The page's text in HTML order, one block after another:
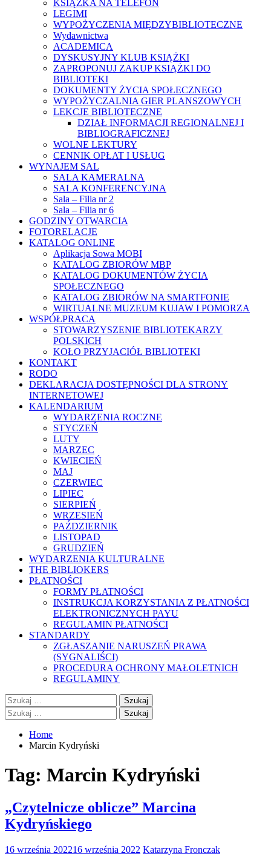
KSIĄŻKA NA TELEFON
LEGIMI
WYPOŻYCZENIA MIĘDZYBIBLIOTECZNE
Wydawnictwa
ACADEMICA
DYSKUSYJNY KLUB KSIĄŻKI
ZAPROPONUJ ZAKUP KSIĄŻKI DO
BIBLIOTEKI
DOKUMENTY ŻYCIA SPOŁECZNEGO
WYPOŻYCZALNIA GIER PLANSZOWYCH
LEKCJE BIBLIOTECZNE
DZIAŁ INFORMACJI REGIONALNEJ I
BIBLIOGRAFICZNEJ
WOLNE LEKTURY
CENNIK OPŁAT I USŁUG
WYNAJEM SAL
SALA KAMERALNA
SALA KONFERENCYJNA
Sala – Filia nr 2
Sala – Filia nr 6
GODZINY OTWARCIA
FOTORELACJE
KATALOG ONLINE
Aplikacja Sowa MOBI
KATALOG ZBIORÓW MBP
KATALOG DOKUMENTÓW ŻYCIA
SPOŁECZNEGO
KATALOG ZBIORÓW NA SMARTFONIE
WIRTUALNE MUZEUM KUJAW I POMORZA
WSPÓŁPRACA
STOWARZYSZENIE BIBLIOTEKARZY
POLSKICH
KOŁO PRZYJACIÓŁ BIBLIOTEKI
KONTAKT
RODO
DEKLARACJA DOSTĘPNOŚCI DLA STRONY
INTERNETOWEJ
KALENDARIUM
WYDARZENIA ROCZNE
STYCZEŃ
LUTY
MARZEC
KWIECIEŃ
MAJ
CZERWIEC
LIPIEC
SIERPIEŃ
WRZESIEŃ
PAŹDZIERNIK
LISTOPAD
GRUDZIEŃ
WYDARZENIA KULTURALNE
THE BIBLIOKERS
PŁATNOŚCI
FORMY PŁATNOŚCI
INSTRUKCJA KORZYSTANIA Z PŁATNOŚCI
ELEKTRONICZNYCH PAYU
REGULAMIN PŁATNOŚCI
STANDARDY
ZGŁASZANIE NARUSZEŃ PRAWA
(SYGNALIŚCI)
PROCEDURA OCHRONY MAŁOLETNICH
REGULAMINY
Szukaj:
Szukaj:
Home
Marcin Kydryński
Tag: Marcin Kydryński
„Czytelnicze oblicze” Marcina
Kydryńskiego
16 września 202216 września 2022 Katarzyna Fronczak